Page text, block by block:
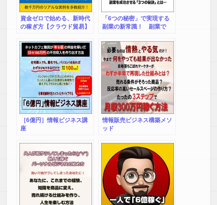
資金ゼロで始める、新時代
の稼ぎ方【クラウド貿易】
「6つの秘密」で実現する
副業の新常識！ 副業で
マニュアル（完全版）-少し
の努力で、健康を犠牲にせ
ずにすぐに使える現金と第
２の収入源を確保する、あ
なたに合った副業成功法!!-
［6億円］情報ビジネス講
座
情報販売ビジネス構築メソ
ッド